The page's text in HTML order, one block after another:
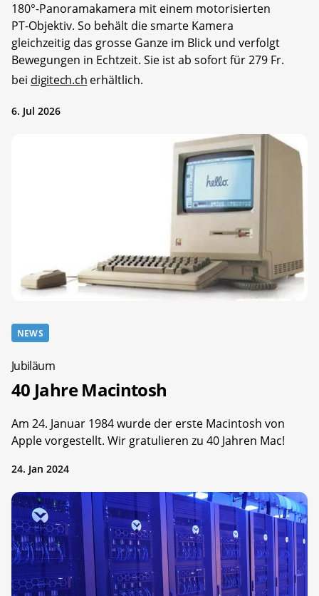
180°-Panoramakamera mit einem motorisierten
PT-Objektiv. So behält die smarte Kamera
gleichzeitig das grosse Ganze im Blick und verfolgt
Bewegungen in Echtzeit. Sie ist ab sofort für 279 Fr.
bei digitech.ch erhältlich.
6. Jul 2026
NEWS
Jubiläum
40 Jahre Macintosh
Am 24. Januar 1984 wurde der erste Macintosh von
Apple vorgestellt. Wir gratulieren zu 40 Jahren Mac!
24. Jan 2024